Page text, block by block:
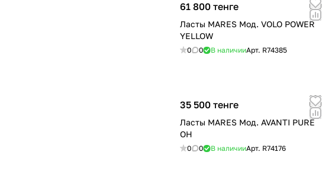
61 800 тенге
Ласты MARES Мод. VOLO POWER
YELLOW
0 0 В наличииАрт. R74385
35 500 тенге
Ласты MARES Мод. AVANTI PURE
OH
0 0 В наличииАрт. R74176